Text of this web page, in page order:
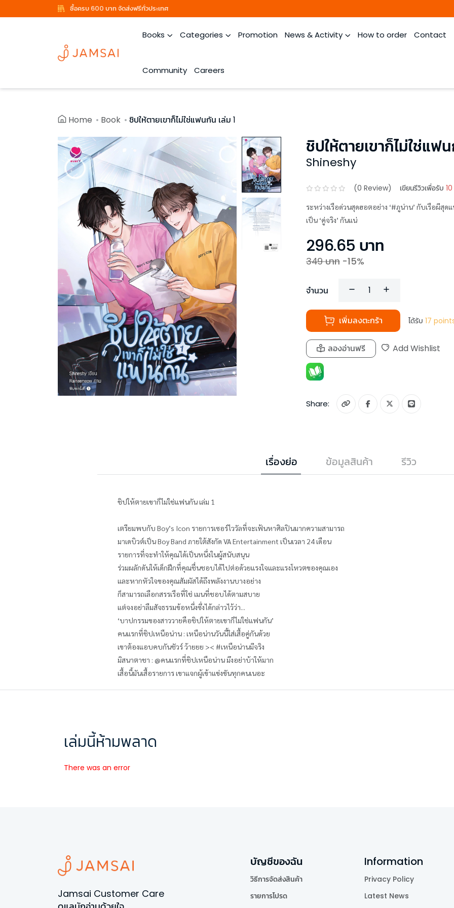
ซื้อครบ 600 บาท จัดส่งฟรีทั่วประเทศ
Books Categories Promotion News & Activity How to order Contact
Community Careers
Home Book ชิปให้ตายเขาก็ไม่ใช่แฟนกัน เล่ม 1
ชิปให้ตายเขาก็ไม่ใช่แฟ
Shineshy
(0 Review) เขียนรีวิวเพื่อรับ
ระหว่างเรือด่วนสุดฮอตอย่าง ‘#ภูน่าน’ กับเรือผีสุด
เป็น ‘คู่จริง’ กันแน่
296.65 บาท
349บาท -15%
จำนวน
เพิ่มลงตะกร้า ได้รับ 17
ลองอ่านฟรี Add Wishlist
Share:
เรื่องย่อ ข้อมูลสินค้า รีวิว
ชิปให้ตายเขาก็ไม่ใช่แฟนกัน เล่ม 1
เตรียมพบกับ Boy’s Icon รายการเซอร์ไววัลที่จะเฟ้นหาศิลปินมากความสามารถ
มาเดบิวต์เป็น Boy Band ภายใต้สังกัด VA Entertainment เป็นเวลา 24 เดือน
รายการที่จะทำให้คุณได้เป็นหนึ่งในผู้สนับสนุน
ร่วมผลักดันให้เด็กฝึกที่คุณชื่นชอบได้ไปต่อด้วยแรงใจและแรงโหวตของคุณเอง
และหากหัวใจของคุณสัมผัสได้ถึงพลังงานบางอย่าง
ก็สามารถเลือกสรรเรือที่ใช่ เมนที่ชอบได้ตามสบาย
แต่จงอย่าลืมสัจธรรมข้อหนึ่งซึ่งได้กล่าวไว้ว่า...
‘บาปกรรมของสาววายคือชิปให้ตายเขาก็ไม่ใช่แฟนกัน’
คนแรกที่ชิปเหนือน่าน : เหนือน่านวันนี้ใส่เสื้อคู่กันด้วย
เขาต้องแอบคบกันชัวร์ ว้ายยย >< #เหนือน่านมีจริง
มิสนาตาชา : @คนแรกที่ชิปเหนือน่าน มึงอย่าบ้าให้มาก
เสื้อนี้มันเสื้อรายการ เขาแจกผู้เข้าแข่งขันทุกคนเนอะ
เล่มนี้ห้ามพลาด
There was an error
Jamsai Customer Care
บัญชีของฉัน
วิธีการจัดส่งสินค้า
รายการโปรด
Information
Privacy Policy
Latest News